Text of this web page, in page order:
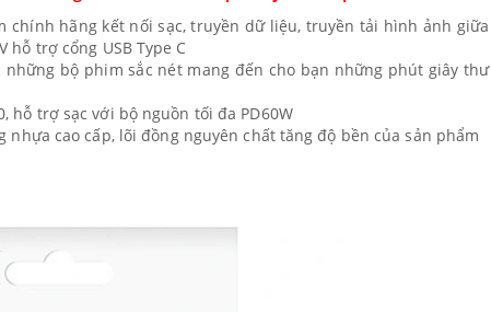
chính hãng kết nối sạc, truyền dữ liệu, truyền tải hình ảnh giữa
trợ cổng USB Type C
bộ phim sắc nét mang đến cho bạn những phút giây thư
hỗ trợ sạc với bộ nguồn tối đa PD60W
cao cấp, lõi đồng nguyên chất tăng độ bền của sản phẩm